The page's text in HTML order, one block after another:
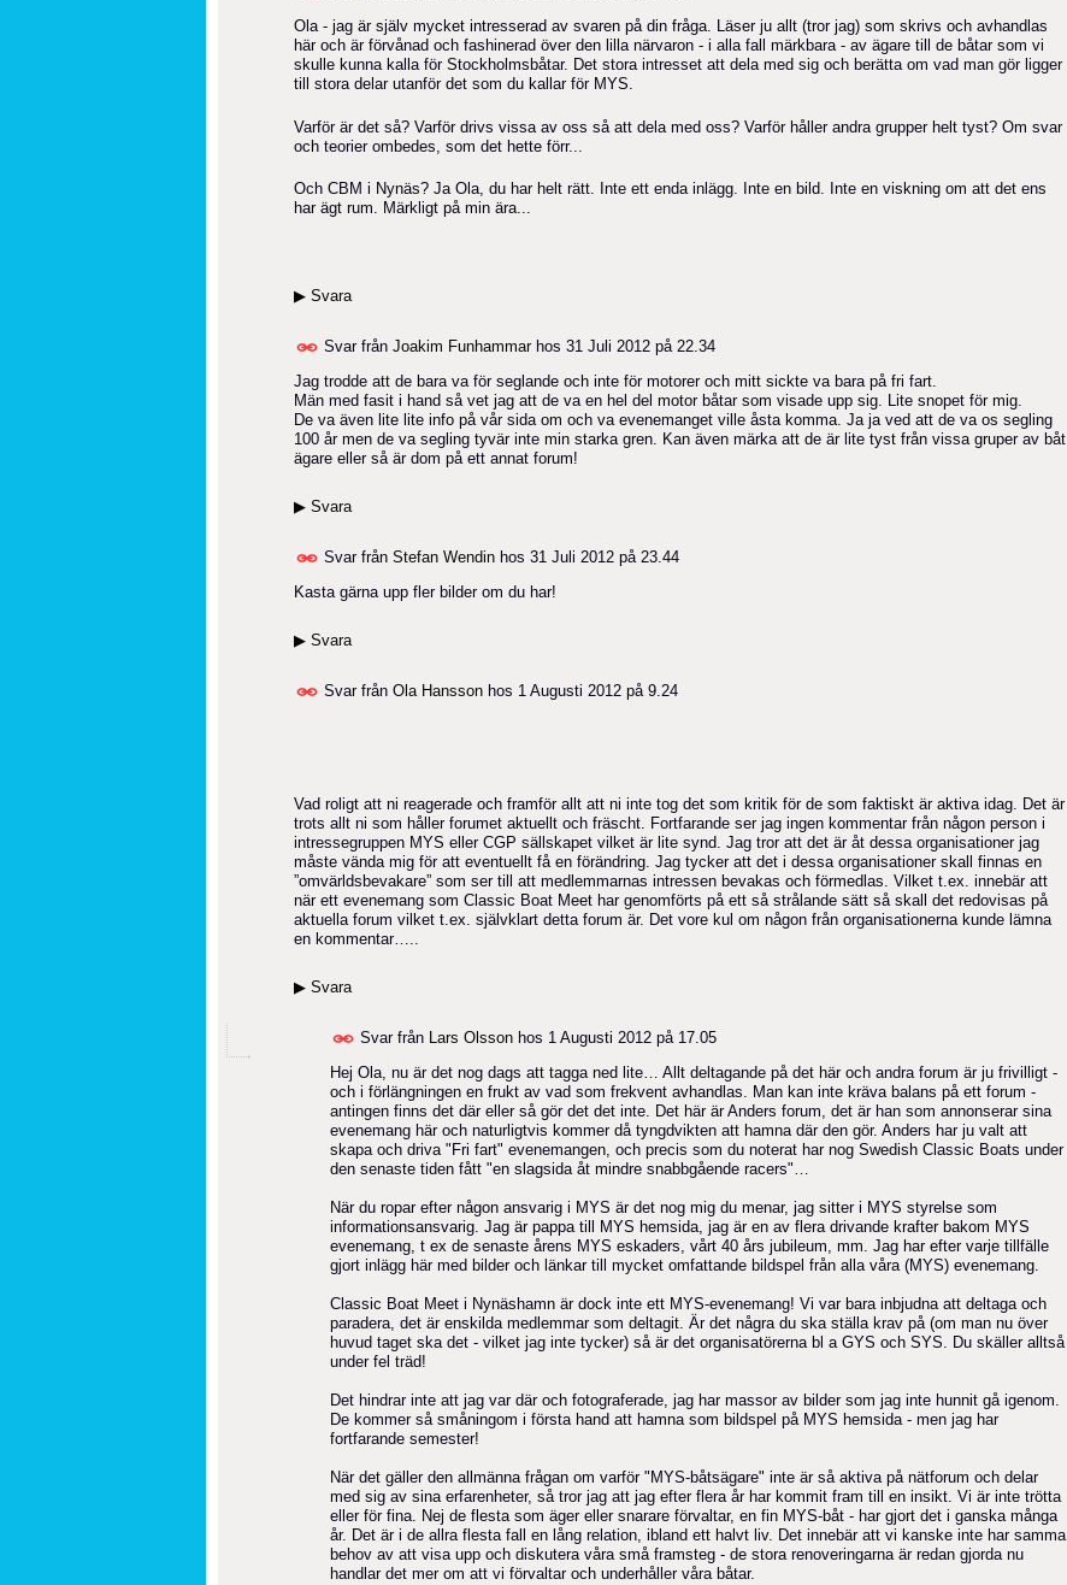
Ola - jag är själv mycket intresserad av svaren på din fråga. Läser ju allt (tror jag) som skrivs och avhandlas
här och är förvånad och fashinerad över den lilla närvaron - i alla fall märkbara - av ägare till de båtar som vi
skulle kunna kalla för Stockholmsbåtar. Det stora intresset att dela med sig och berätta om vad man gör ligger
till stora delar utanför det som du kallar för MYS.
Varför är det så? Varför drivs vissa av oss så att dela med oss? Varför håller andra grupper helt tyst? Om svar
och teorier ombedes, som det hette förr...
Och CBM i Nynäs? Ja Ola, du har helt rätt. Inte ett enda inlägg. Inte en bild. Inte en viskning om att det ens
har ägt rum. Märkligt på min ära...
▶ Svara
Svar från Joakim Funhammarhos 31 Juli 2012 på 22.34
Jag trodde att de bara va för seglande och inte för motorer och mitt sickte va bara på fri fart.
Män med fasit i hand så vet jag att de va en hel del motor båtar som visade upp sig. Lite snopet för mig.
De va även lite lite info på vår sida om och va evenemanget ville åsta komma. Ja ja ved att de va os segling
100 år men de va segling tyvär inte min starka gren. Kan även märka att de är lite tyst från vissa gruper av båt
ägare eller så är dom på ett annat forum!
▶ Svara
Svar från Stefan Wendin hos 31 Juli 2012 på 23.44
Kasta gärna upp fler bilder om du har!
▶ Svara
Svar från Ola Hansson hos 1 Augusti 2012 på 9.24
Vad roligt att ni reagerade och framför allt att ni inte tog det som kritik för de som faktiskt är aktiva idag. Det är
trots allt ni som håller forumet aktuellt och fräscht. Fortfarande ser jag ingen kommentar från någon person i
intressegruppen MYS eller CGP sällskapet vilket är lite synd. Jag tror att det är åt dessa organisationer jag
måste vända mig för att eventuellt få en förändring. Jag tycker att det i dessa organisationer skall finnas en
”omvärldsbevakare” som ser till att medlemmarnas intressen bevakas och förmedlas. Vilket t.ex. innebär att
när ett evenemang som Classic Boat Meet har genomförts på ett så strålande sätt så skall det redovisas på
aktuella forum vilket t.ex. självklart detta forum är. Det vore kul om någon från organisationerna kunde lämna
en kommentar…..
▶ Svara
Svar från Lars Olsson hos 1 Augusti 2012 på 17.05
Hej Ola, nu är det nog dags att tagga ned lite… Allt deltagande på det här och andra forum är ju frivilligt -
och i förlängningen en frukt av vad som frekvent avhandlas. Man kan inte kräva balans på ett forum -
antingen finns det där eller så gör det det inte. Det här är Anders forum, det är han som annonserar sina
evenemang här och naturligtvis kommer då tyngdvikten att hamna där den gör. Anders har ju valt att
skapa och driva "Fri fart" evenemangen, och precis som du noterat har nog Swedish Classic Boats under
den senaste tiden fått "en slagsida åt mindre snabbgående racers"…
När du ropar efter någon ansvarig i MYS är det nog mig du menar, jag sitter i MYS styrelse som
informationsansvarig. Jag är pappa till MYS hemsida, jag är en av flera drivande krafter bakom MYS
evenemang, t ex de senaste årens MYS eskaders, vårt 40 års jubileum, mm. Jag har efter varje tillfälle
gjort inlägg här med bilder och länkar till mycket omfattande bildspel från alla våra (MYS) evenemang.
Classic Boat Meet i Nynäshamn är dock inte ett MYS-evenemang! Vi var bara inbjudna att deltaga och
paradera, det är enskilda medlemmar som deltagit. Är det några du ska ställa krav på (om man nu över
huvud taget ska det - vilket jag inte tycker) så är det organisatörerna bl a GYS och SYS. Du skäller alltså
under fel träd!
Det hindrar inte att jag var där och fotograferade, jag har massor av bilder som jag inte hunnit gå igenom.
De kommer så småningom i första hand att hamna som bildspel på MYS hemsida - men jag har
fortfarande semester!
När det gäller den allmänna frågan om varför "MYS-båtsägare" inte är så aktiva på nätforum och delar
med sig av sina erfarenheter, så tror jag att jag efter flera år har kommit fram till en insikt. Vi är inte trötta
eller för fina. Nej de flesta som äger eller snarare förvaltar, en fin MYS-båt - har gjort det i ganska många
år. Det är i de allra flesta fall en lång relation, ibland ett halvt liv. Det innebär att vi kanske inte har samma
behov av att visa upp och diskutera våra små framsteg - de stora renoveringarna är redan gjorda nu
handlar det mer om att vi förvaltar och underhåller våra båtar.